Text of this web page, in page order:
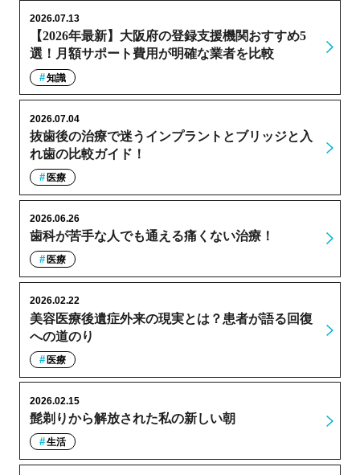
【2026年最新】大阪府の登録支援機関おすすめ5
選！月額サポート費用が明確な業者を比較
2026.07.13
知識
抜歯後の治療で迷うインプラントとブリッジと入
れ歯の比較ガイド！
2026.07.04
医療
歯科が苦手な人でも通える痛くない治療！
2026.06.26
医療
美容医療後遺症外来の現実とは？患者が語る回復
への道のり
2026.02.22
医療
髭剃りから解放された私の新しい朝
2026.02.15
生活